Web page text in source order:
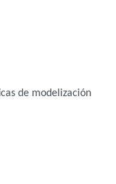
de modelización